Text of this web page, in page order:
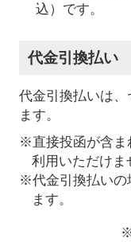
込）です。
代金引換払い
代金引換払いは、
ます。
※直接投函が含ま
利用いただけま
※代金引換払いの
ます。